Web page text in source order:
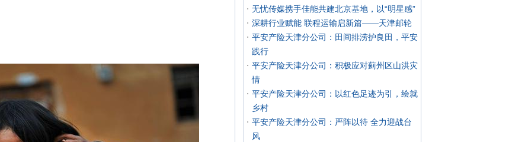
无忧传媒携手佳能共建北京基地，以“明星感”
深耕行业赋能 联程运输启新篇——天津邮轮
平安产险天津分公司：田间排涝护良田，平安
践行
平安产险天津分公司：积极应对蓟州区山洪灾
情
平安产险天津分公司：以红色足迹为引，绘就
乡村
平安产险天津分公司：严阵以待 全力迎战台
风